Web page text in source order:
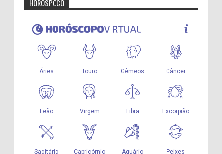
HOROSPOCO